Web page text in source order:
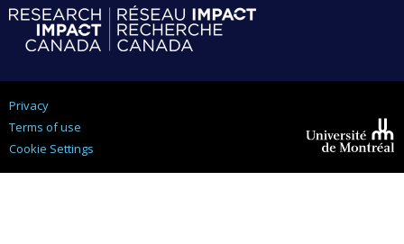
Privacy
Terms of use
Cookie Settings
Montréal